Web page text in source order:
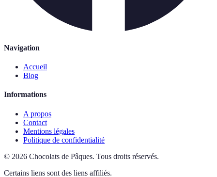
Navigation
Accueil
Blog
Informations
A propos
Contact
Mentions légales
Politique de confidentialité
© 2026 Chocolats de Pâques. Tous droits réservés.
Certains liens sont des liens affiliés.